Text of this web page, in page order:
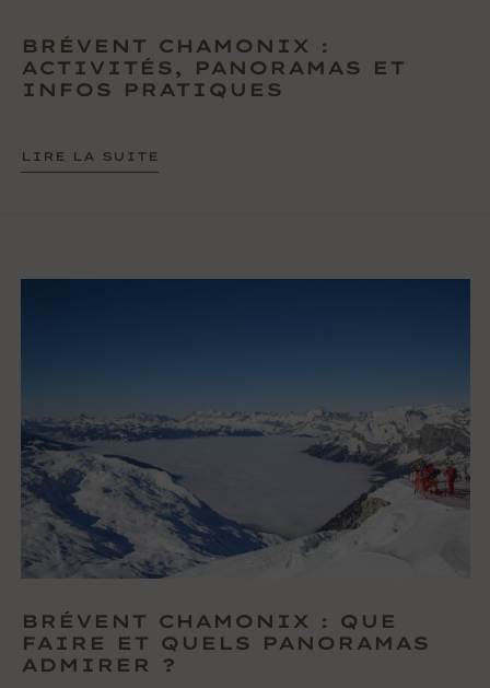
BRÉVENT CHAMONIX :
ACTIVITÉS, PANORAMAS ET
INFOS PRATIQUES
LIRE LA SUITE
BRÉVENT CHAMONIX : QUE
FAIRE ET QUELS PANORAMAS
ADMIRER ?